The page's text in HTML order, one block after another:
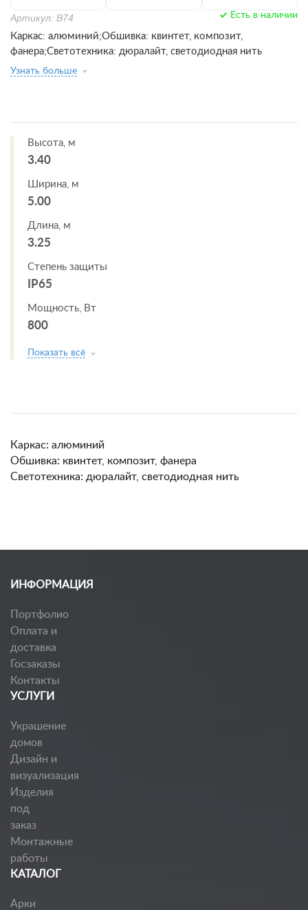
Артикул: В74 Есть в наличии
Каркас: алюминий;Обшивка: квинтет, композит,
фанера;Светотехника: дюралайт, светодиодная нить
Узнать больше
Высота, м
3.40
Ширина, м
5.00
Длина, м
3.25
Степень защиты
IP65
Мощность, Вт
800
Показать всё
Каркас: алюминий
Обшивка: квинтет, композит, фанера
Светотехника: дюралайт, светодиодная нить
ИНФОРМАЦИЯ
Портфолио
Оплата и
доставка
Госзаказы
Контакты
УСЛУГИ
Украшение
домов
Дизайн и
визуализация
Изделия
под
заказ
Монтажные
работы
КАТАЛОГ
Арки